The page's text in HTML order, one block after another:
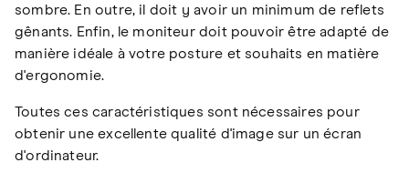
sombre. En outre, il doit y avoir un minimum de reflets
gênants. Enfin, le moniteur doit pouvoir être adapté de
manière idéale à votre posture et souhaits en matière
d'ergonomie.
Toutes ces caractéristiques sont nécessaires pour
obtenir une excellente qualité d'image sur un écran
d'ordinateur.